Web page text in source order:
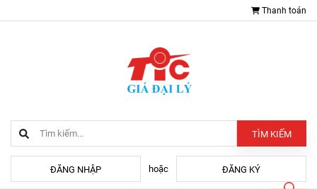
Thanh toán
TÌM KIẾM
ĐĂNG NHẬP hoặc ĐĂNG KÝ